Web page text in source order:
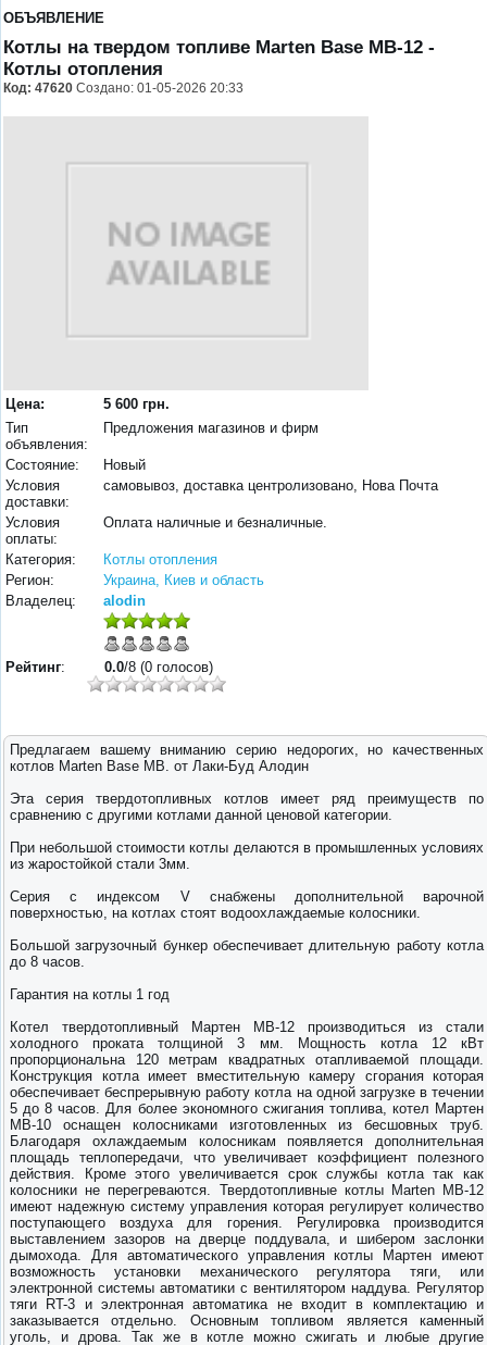
ОБЪЯВЛЕНИЕ
Котлы на твердом топливе Мarten Ваse МB-12 -
Котлы отопления
Код: 47620 Создано: 01-05-2026 20:33
Цена:
5 600 грн.
Тип
объявления:
Предложения магазинов и фирм
Состояние:
Новый
Условия
доставки:
самовывоз, доставка центролизовано, Нова Почта
Условия
оплаты:
Оплата наличные и безналичные.
Категория:
Котлы отопления
Регион:
Украина, Киев и область
Владелец:
alodin
Рейтинг: 0.0/8 (0 голосов)
Предлагаем вашему вниманию серию недорогих, но качественных
котлов Мarten Ваse МB. от Лаки-Буд Алодин
Эта серия твердотопливных котлов имеет ряд преимуществ по
сравнению с другими котлами данной ценовой категории.
При небольшой стоимости котлы делаются в промышленных условиях
из жаростойкой стали 3мм.
Серия с индексом V снабжены дополнительной варочной
поверхностью, на котлах стоят водоохлаждаемые колосники.
Большой загрузочный бункер обеспечивает длительную работу котла
до 8 часов.
Гарантия на котлы 1 год
Котел твердотопливный Мартен MB-12 производиться из стали
холодного проката толщиной 3 мм. Мощность котла 12 кВт
пропорциональна 120 метрам квадратных отапливаемой площади.
Конструкция котла имеет вместительную камеру сгорания которая
обеспечивает беспрерывную работу котла на одной загрузке в течении
5 до 8 часов. Для более экономного сжигания топлива, котел Мартен
МВ-10 оснащен колосниками изготовленных из бесшовных труб.
Благодаря охлаждаемым колосникам появляется дополнительная
площадь теплопередачи, что увеличивает коэффициент полезного
действия. Кроме этого увеличивается срок службы котла так как
колосники не перегреваются. Твердотопливные котлы Marten MB-12
имеют надежную систему управления которая регулирует количество
поступающего воздуха для горения. Регулировка производится
выставлением зазоров на дверце поддувала, и шибером заслонки
дымохода. Для автоматического управления котлы Мартен имеют
возможность установки механического регулятора тяги, или
электронной системы автоматики с вентилятором наддува. Регулятор
тяги RT-3 и электронная автоматика не входит в комплектацию и
заказывается отдельно. Основным топливом является каменный
уголь, и дрова. Так же в котле можно сжигать и любые другие